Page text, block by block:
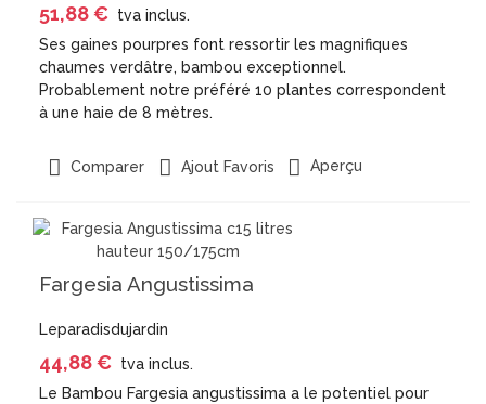
51,88 € tva inclus.
Ses gaines pourpres font ressortir les magnifiques
chaumes verdâtre, bambou exceptionnel.
Probablement notre préféré 10 plantes correspondent
à une haie de 8 mètres.
Comparer Ajout Favoris Aperçu
Fargesia Angustissima
Leparadisdujardin
44,88 € tva inclus.
Le Bambou Fargesia angustissima a le potentiel pour